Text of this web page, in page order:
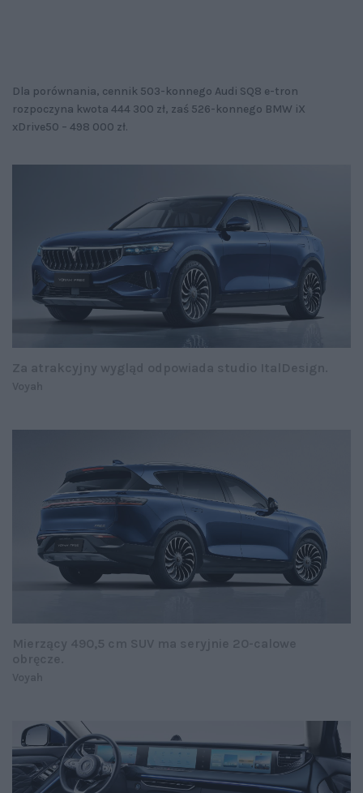
Dla porównania, cennik 503-konnego Audi SQ8 e-tron
rozpoczyna kwota 444 300 zł, zaś 526-konnego BMW iX
xDrive50 – 498 000 zł.